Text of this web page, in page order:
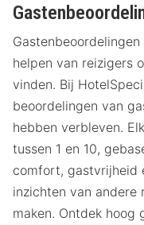
helpen van reizigers
vinden. Bij
beoordelingen van
hebben verbleven.
tussen 1 en 10,
comfort, gastvrijheid
inzichten van andere
maken. Ontdek hoog